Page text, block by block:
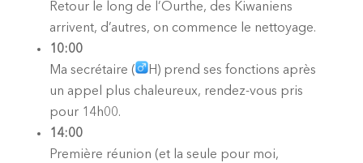
Retour le long de l’Ourthe, des Kiwaniens
arrivent, d’autres, on commence le nettoyage.
10:00
Ma secrétaire (
H) prend ses fonctions après
un appel plus chaleureux, rendez-vous pris
pour 14h00.
14:00
Première réunion (et la seule pour moi,